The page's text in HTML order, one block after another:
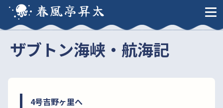
春風亭昇太
ザブトン海峡・航海記
4号吉野ヶ里へ